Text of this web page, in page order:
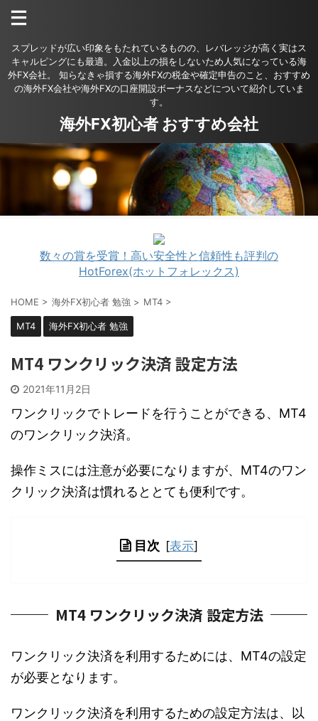
スプレッドが広い印象をもたれているものの、レバレッジが高く実はス
キャルピングにも最適。入金以上の損をしないため人気になっている海
外FX会社。 知らなきゃ損する海外FXの税金や確定申告のこと、おすすめ
の海外FX会社や海外FXの口座開設ボーナスなどについて紹介していま
す。
海外FX初心者 おすすめ会社
数々の賞を受賞！高い安全性と信頼性も評判の
HotForex(ホットフォレックス)
HOME > 海外FX初心者 勉強 > MT4 >
MT4 海外FX初心者 勉強
MT4 ワンクリック決済 設定方法
2021年11月2日
ワンクリックでトレードを行うことができる、MT4
のワンクリック決済。
操作ミスには注意が必要になりますが、MT4のワン
クリック決済は慣れるととても便利です。
目次 [表示]
MT4 ワンクリック決済 設定方法
ワンクリック決済を利用するためには、MT4の設定
が必要となります。
ワンクリック決済を利用するための設定方法は、以